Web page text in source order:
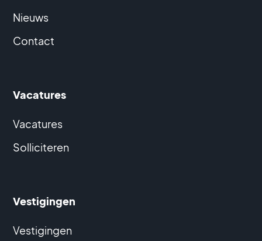
Nieuws
Contact
Vacatures
Vacatures
Solliciteren
Vestigingen
Vestigingen